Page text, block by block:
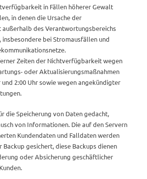
in Fällen höherer Gewalt
in denen die Ursache der
des Verantwortungsbereichs
insbesondere bei Stromausfällen und
Zeiten der Nichtverfügbarkeit wegen
oder Aktualisierungsmaßnahmen
und 2:00 Uhr sowie wegen angekündigter
die Speicherung von Daten gedacht,
von Informationen. Die auf den Servern
Kundendaten und Falldaten werden
Backup gesichert, diese Backups dienen
oder Absicherung geschäftlicher